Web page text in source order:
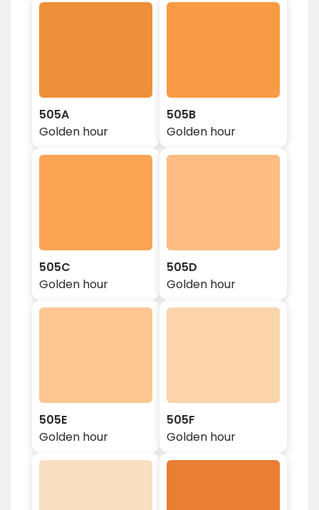
505A
Golden hour
505B
Golden hour
505C
Golden hour
505D
Golden hour
505E
Golden hour
505F
Golden hour